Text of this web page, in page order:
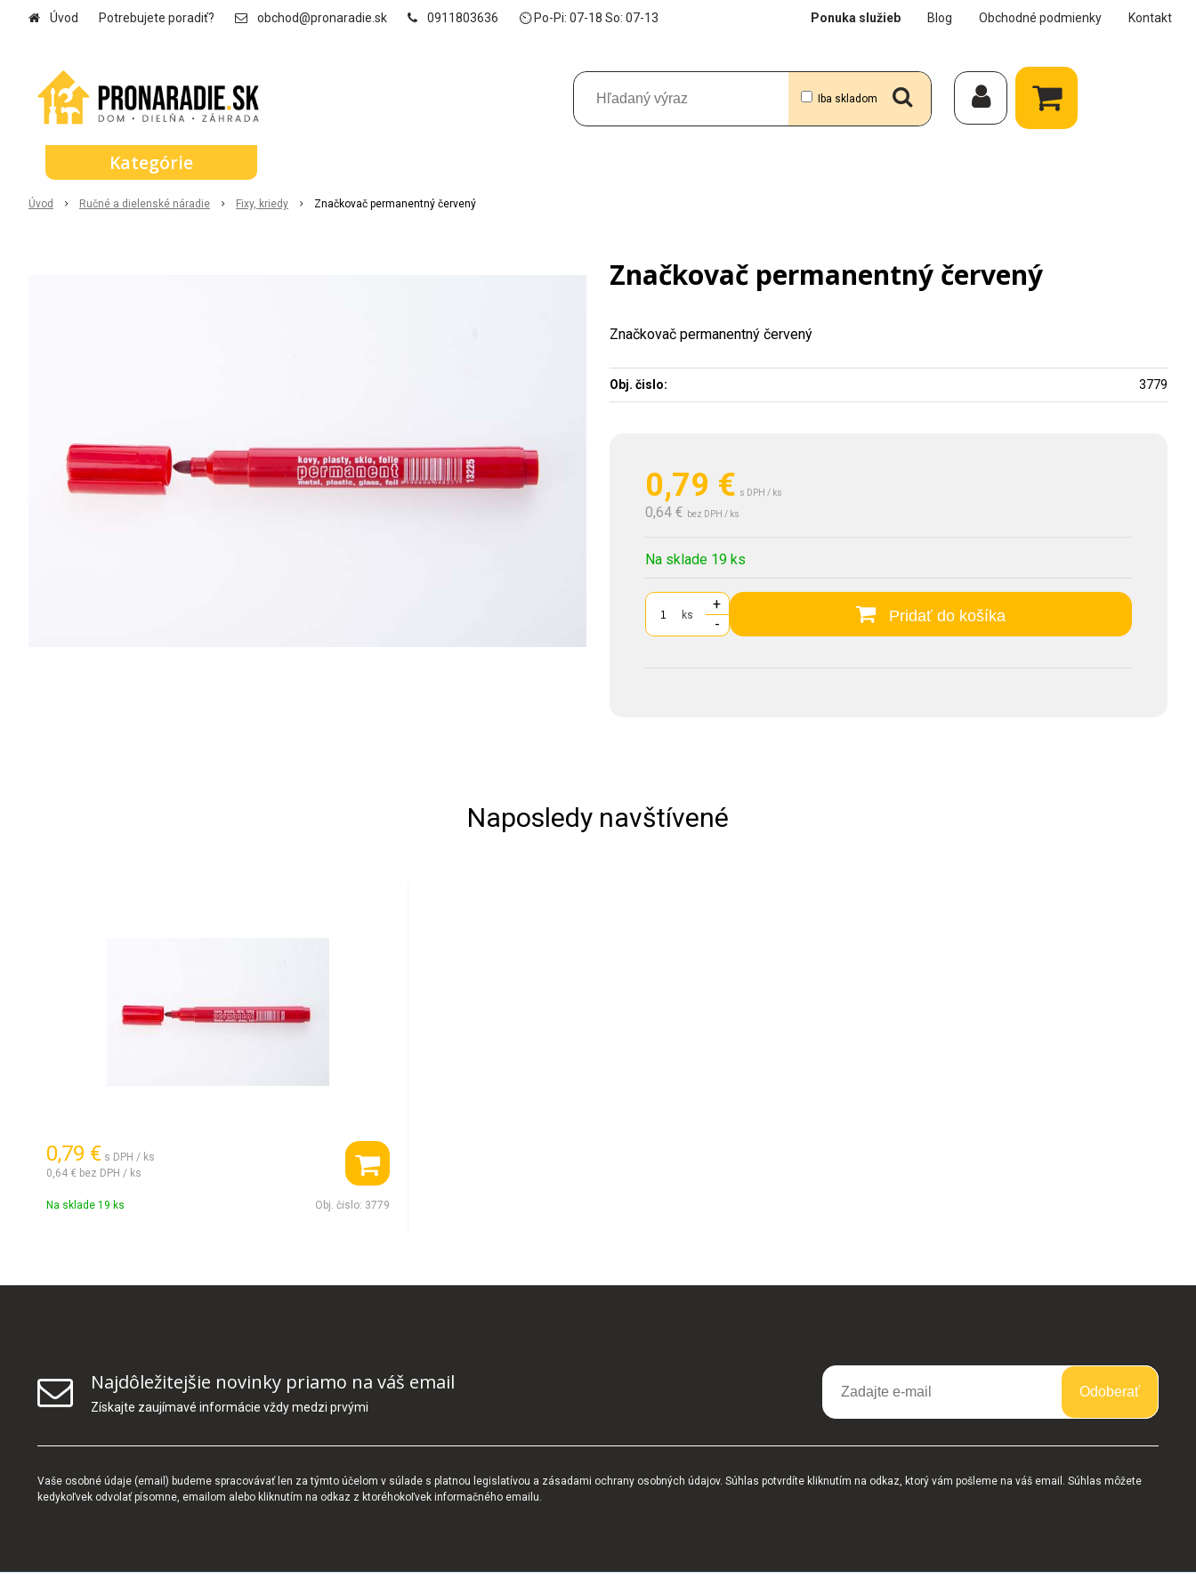
Úvod Potrebujete poradiť? obchod@pronaradie.sk 0911803636 ⏲ Po-Pi: 07-18 So: 07-13
Iba skladom
Ponuka služieb Blog Obchodné podmienky Kontakt
Úvod Ručné a dielenské náradie Fixy, kriedy Značkovač permanentný červený
Značkovač permanentný červený
0,79 € s DPH / ks
0,64 € bez DPH / ks
Na sklade 19 ks
ks
+
-
Pridať do košíka
Značkovač permanentný červený
Obj. čislo: 3779
Naposledy navštívené
0,79 € s DPH / ks
0,64 € bez DPH / ks
Na sklade 19 ks Obj. čislo: 3779
Kategórie
Najdôležitejšie novinky priamo na váš email
Získajte zaujímavé informácie vždy medzi prvými
Odoberať
Vaše osobné údaje (email) budeme spracovávať len za týmto účelom v súlade s platnou legislatívou a zásadami ochrany osobných údajov. Súhlas potvrdíte kliknutím na odkaz, ktorý vám pošleme na váš email. Súhlas môžete
kedykoľvek odvolať písomne, emailom alebo kliknutím na odkaz z ktoréhokoľvek informačného emailu.